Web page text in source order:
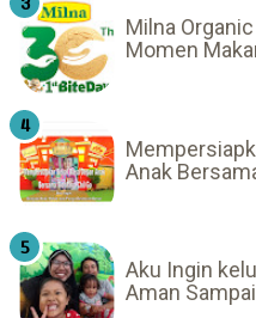
Milna
Momen
Anak
Aku Ingin
Aman